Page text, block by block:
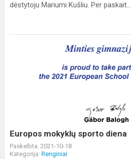
dėstytoju Mariumi Kušliu. Per paskait...
Europos mokyklų sporto diena
Paskelbta: 2021-10-18
Kategorija: Renginiai